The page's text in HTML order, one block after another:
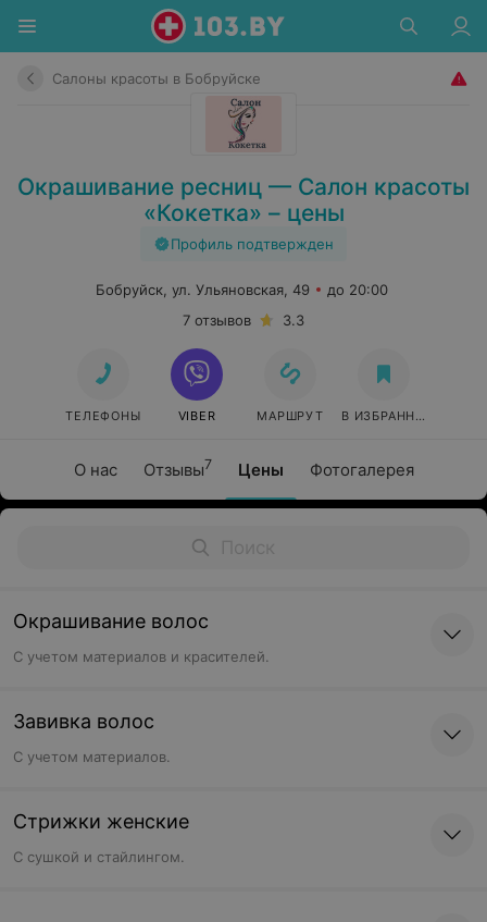
Салоны красоты в Бобруйске
Окрашивание ресниц — Салон красоты
«Кокетка» – цены
Профиль подтвержден
О нас Отзывы7 Цены Фотогалерея
Бобруйск, ул. Ульяновская, 49
до 20:00
7 отзывов
3.3
ТЕЛЕФОНЫ VIBER МАРШРУТ В ИЗБРАННОЕ
Окрашивание волос
С учетом материалов и красителей.
Завивка волос
С учетом материалов.
Стрижки женские
C сушкой и стайлингом.